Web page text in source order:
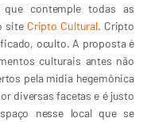
contemple todas as
site Cripto Cultural. Cripto
oculto. A proposta é
culturais antes não
pela mídia hegemônica
diversas facetas e é justo
nesse local que se